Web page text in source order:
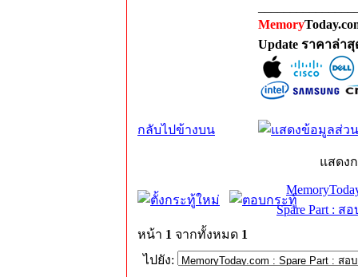
Memory
Update ราคาล่า
กลับไปข้างบน
แสดง
Spare Part : ส
หน้า 1 จากทั้งหมด 1
ไปยัง: